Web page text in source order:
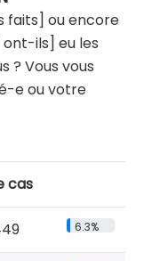
faits] ou encore
ils] eu les
? Vous vous
e ou votre
cas
6.3%